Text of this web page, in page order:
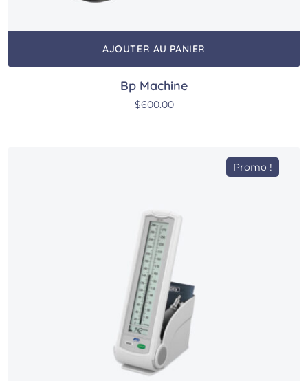
AJOUTER AU PANIER
Bp Machine
$600.00
Promo !